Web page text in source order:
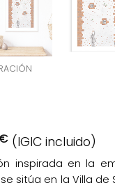
(IGIC incluido)
inspirada en la
sitúa en la Villa de